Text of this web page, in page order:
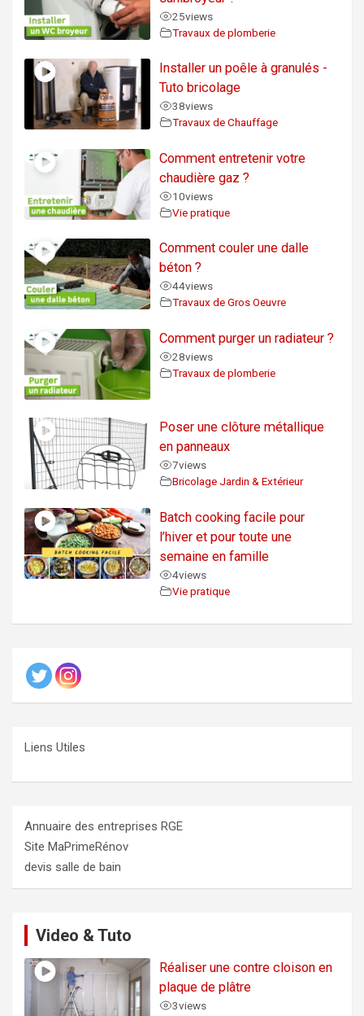
25views
Travaux de plomberie
Installer un poêle à granulés -
Tuto bricolage
38views
Travaux de Chauffage
Comment entretenir votre
chaudière gaz ?
10views
Vie pratique
Comment couler une dalle
béton ?
44views
Travaux de Gros Oeuvre
Comment purger un radiateur ?
28views
Travaux de plomberie
Poser une clôture métallique
en panneaux
7views
Bricolage Jardin & Extérieur
Batch cooking facile pour
l’hiver et pour toute une
semaine en famille
4views
Vie pratique
Liens Utiles
Annuaire des entreprises RGE
Site MaPrimeRénov
devis salle de bain
Video & Tuto
Réaliser une contre cloison en
plaque de plâtre
3views